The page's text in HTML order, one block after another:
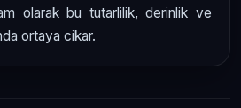
olarak bu tutarlilik, derinlik ve
ortaya cikar.